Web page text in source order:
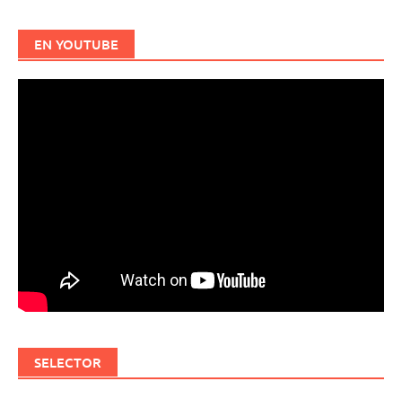
EN YOUTUBE
SELECTOR